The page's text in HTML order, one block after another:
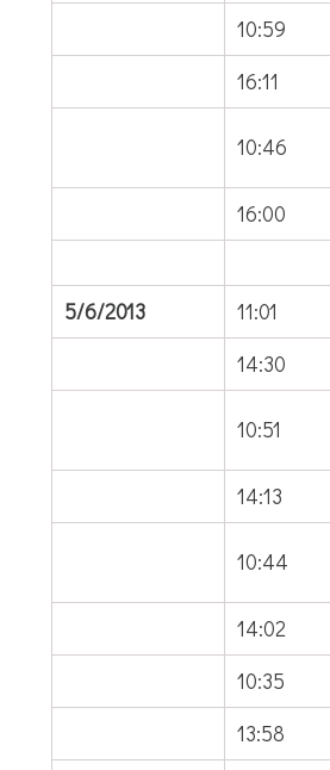
10:59
16:11
10:46
16:00
5/6/2013 11:01
14:30
10:51
14:13
10:44
14:02
10:35
13:58